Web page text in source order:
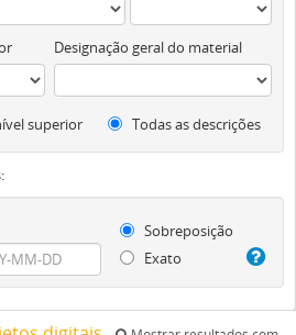
Designação geral do material
superior Todas as descrições
Sobreposição
Exato